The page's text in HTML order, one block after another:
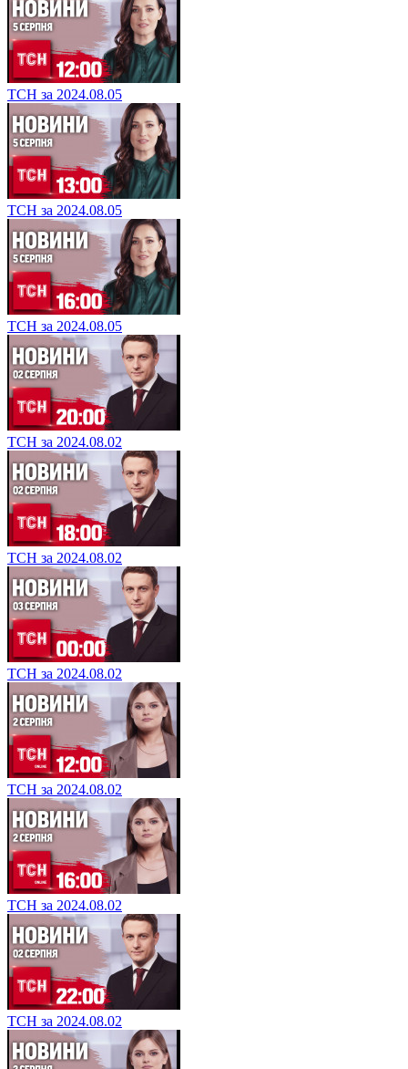
ТСН за 2024.08.05
ТСН за 2024.08.05
ТСН за 2024.08.05
ТСН за 2024.08.05
ТСН за 2024.08.02
ТСН за 2024.08.02
ТСН за 2024.08.02
ТСН за 2024.08.02
ТСН за 2024.08.02